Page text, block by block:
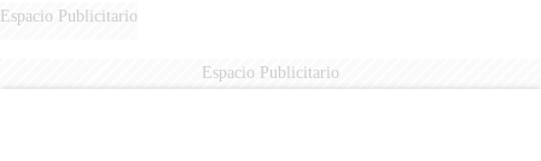
Espacio Publicitario
Espacio Publicitario